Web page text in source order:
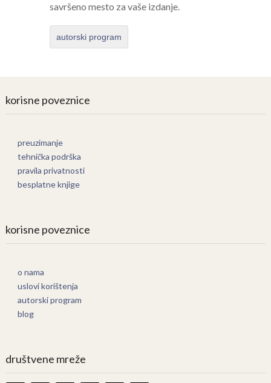
savršeno mesto za vaše izdanje.
autorski program
korisne poveznice
preuzimanje
tehnička podrška
pravila privatnosti
besplatne knjige
korisne poveznice
o nama
uslovi korištenja
autorski program
blog
društvene mreže